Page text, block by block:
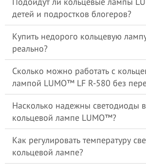
Купить недорого большие круглые
штативом для съемки видео,
визажиста, макияжа
LUMO™
в
Днепре, Харькове, Львове), Вы
магазине STEPEN.UA™
детей и подростков блогеров?
Купить недорого кольцевую
реально?
Сколько можно работать с
лампой LUMO™ LF R-580 без
Насколько надежны светодиоды в
кольцевой лампе LUMO™?
Как регулировать температуру
кольцевой лампе?